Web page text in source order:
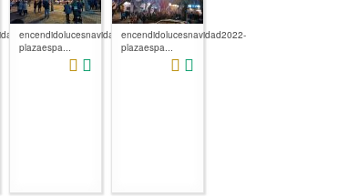
encendidolucesnavidad2022-
plazaespa...
encendidolucesnavidad2022-
plazaespa...